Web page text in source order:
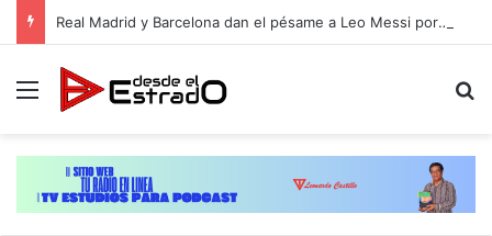
Real Madrid y Barcelona dan el pésame a Leo Messi por la muerte de su padre
Menú